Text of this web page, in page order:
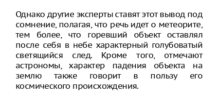
Однако другие эксперты ставят этот вывод под
сомнение, полагая, что речь идет о метеорите,
тем более, что горевший объект оставлял
после себя в небе характерный голубоватый
светящийся след. Кроме того, отмечают
астрономы, характер падения объекта на
землю также говорит в пользу его
космического происхождения.